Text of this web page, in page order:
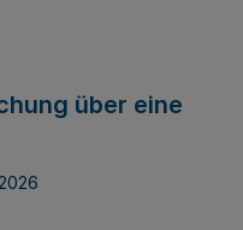
über eine